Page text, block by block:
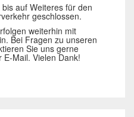
auf Weiteres für den
geschlossen.
weiterhin mit
Bei Fragen zu unseren
Sie uns gerne
Mail. Vielen Dank!